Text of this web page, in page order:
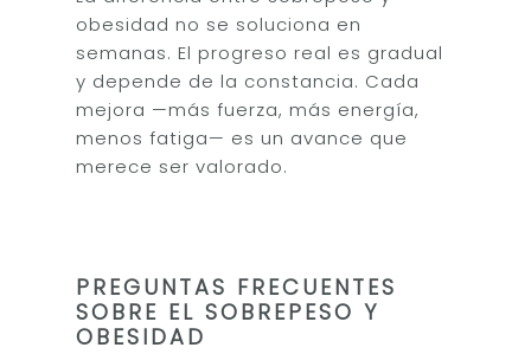
obesidad no se soluciona en
semanas. El progreso real es gradual
y depende de la constancia. Cada
mejora —más fuerza, más energía,
menos fatiga— es un avance que
merece ser valorado.
PREGUNTAS FRECUENTES
SOBRE EL SOBREPESO Y
OBESIDAD